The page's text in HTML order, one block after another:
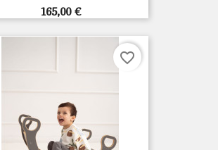
Prix
165,00 €
favorite_border